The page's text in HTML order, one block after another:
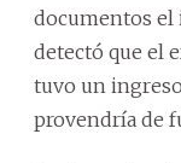
documentos el
detectó que el
tuvo un ingreso
provendría de